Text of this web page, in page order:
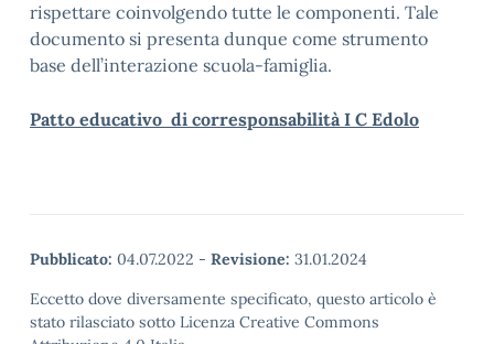
rispettare coinvolgendo tutte le componenti. Tale
documento si presenta dunque come strumento
base dell’interazione scuola-famiglia.
Patto educativo di corresponsabilità I C Edolo
Pubblicato: 04.07.2022 - Revisione: 31.01.2024
Eccetto dove diversamente specificato, questo articolo è
stato rilasciato sotto Licenza Creative Commons